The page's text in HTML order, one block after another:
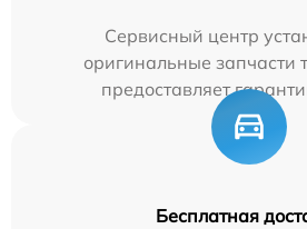
Сервисный центр
оригинальные запчасти
предоставляет
Бесплатная